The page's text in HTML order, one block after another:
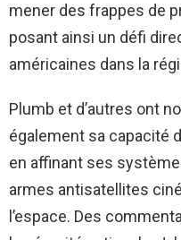
mener des frappes de
posant ainsi un défi
américaines dans la
Plumb et d’autres ont
également sa capacité
en affinant ses
armes antisatellites
l’espace. Des